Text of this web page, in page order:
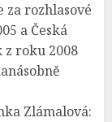
za rozhlasové
a Česká
roku 2008
Zlámalová: